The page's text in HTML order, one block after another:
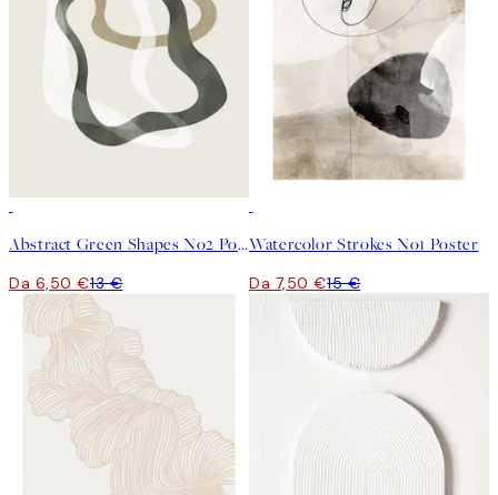
Abstract Green Shapes No2 Poster
Da 6,50 €13 €
Watercolor Strokes No1 Poster
Da 7,50 €15 €